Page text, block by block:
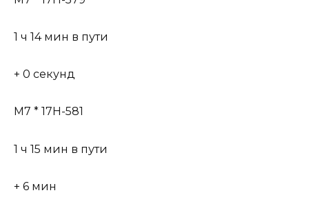
1 ч 14 мин в пути
+ 0 секунд
М7 * 17Н-581
1 ч 15 мин в пути
+ 6 мин